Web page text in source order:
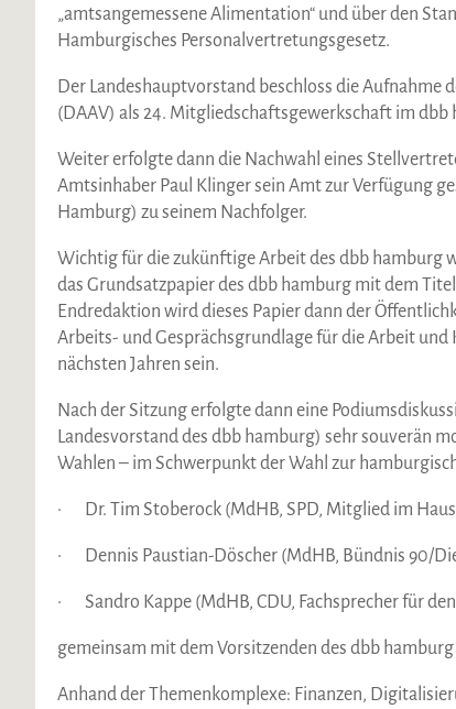
„amtsangemessene Alimentation“ und über den
Hamburgisches Personalvertretungsgesetz.
Der Landeshauptvorstand beschloss die
(DAAV) als 24. Mitgliedschaftsgewerkschaft im dbb
Weiter erfolgte dann die Nachwahl eines
Amtsinhaber Paul Klinger sein Amt zur Verfügung
Hamburg) zu seinem Nachfolger.
Wichtig für die zukünftige Arbeit des dbb hamburg
das Grundsatzpapier des dbb hamburg mit dem
Endredaktion wird dieses Papier dann der
Arbeits- und Gesprächsgrundlage für die Arbeit
nächsten Jahren sein.
Nach der Sitzung erfolgte dann eine
Landesvorstand des dbb hamburg) sehr souverän
Wahlen – im Schwerpunkt der Wahl zur
· Dr. Tim Stoberock (MdHB, SPD, Mitglied im
· Dennis Paustian-Döscher (MdHB, Bündnis 90/
· Sandro Kappe (MdHB, CDU, Fachsprecher für
gemeinsam mit dem Vorsitzenden des dbb
Anhand der Themenkomplexe: Finanzen,